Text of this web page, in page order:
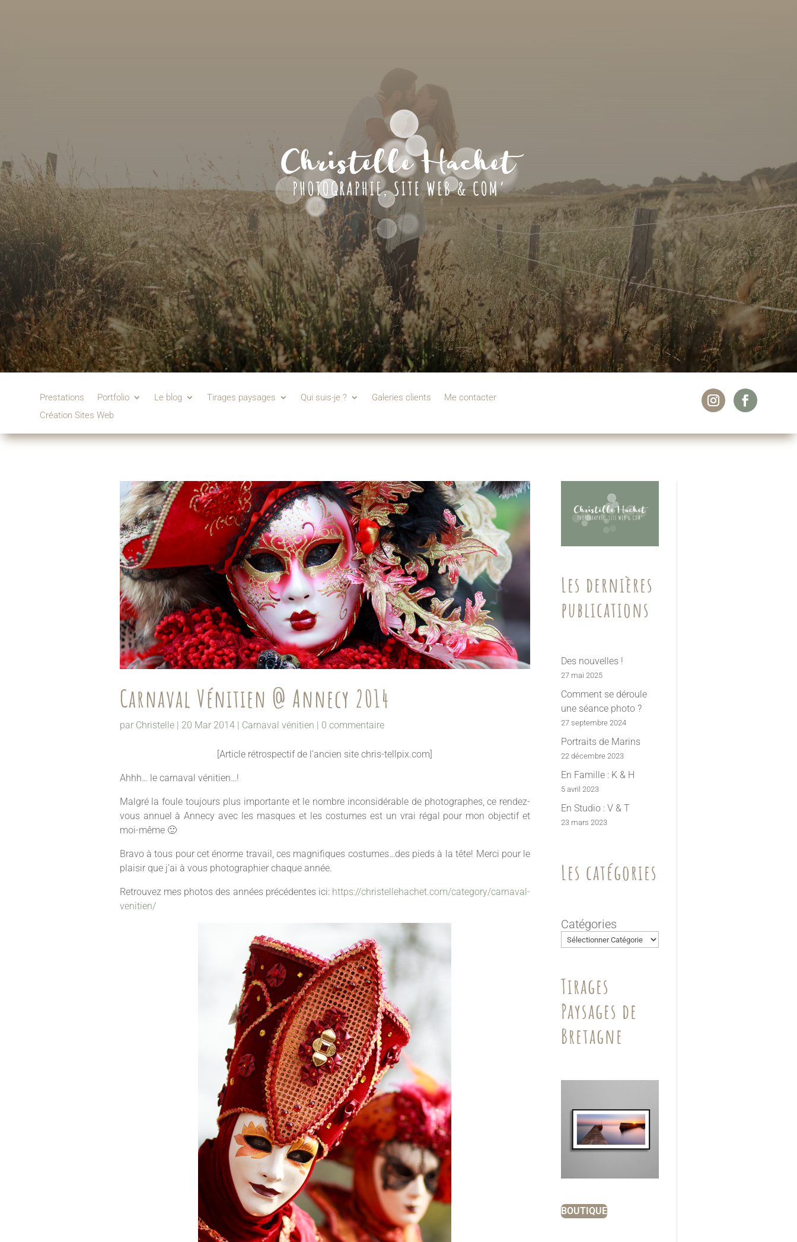
Prestations Portfolio Le blog Tirages paysages Qui suis-je ? Galeries clients
Me contacter
Création Sites Web
Carnaval Vénitien @ Annecy 2014
par Christelle| 20 Mar 2014| Carnaval vénitien | 0 commentaire
[Article rétrospectif de l’ancien site chris-tellpix.com]
Ahhh… le carnaval vénitien…!
Malgré la foule toujours plus importante et le nombre inconsidérable de photographes, ce rendez-
vous annuel à Annecy avec les masques et les costumes est un vrai régal pour mon objectif et
moi-même 🙂
Bravo à tous pour cet énorme travail, ces magnifiques costumes…des pieds à la tête! Merci pour le
plaisir que j’ai à vous photographier chaque année.
Retrouvez mes photos des années précédentes ici: https://christellehachet.com/category/carnaval-
venitien/
Les dernières
publications
Des nouvelles !
27 mai 2025
Comment se déroule
une séance photo ?
27 septembre 2024
Portraits de Marins
22 décembre 2023
En Famille : K & H
5 avril 2023
En Studio : V & T
23 mars 2023
Les catégories
Catégories
Tirages
Paysages de
Bretagne
BOUTIQUE